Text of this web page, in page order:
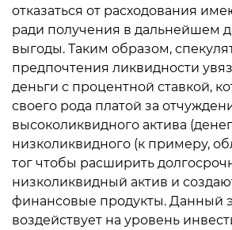
отказаться от расходования
ради получения в дальнейшем
выгоды. Таким образом,
предпочтения ликвидности
деньги с процентной ставкой,
своего рода платой за
высоколиквидного актива
низколиквидного (к примеру,
тог чтобы расширить
низколиквидный актив и
финансовые продукты. Данный
воздействует на уровень